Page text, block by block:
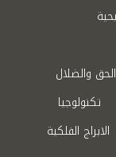
الحق والضلال
تكنولوجيا
الابراج الفلكية